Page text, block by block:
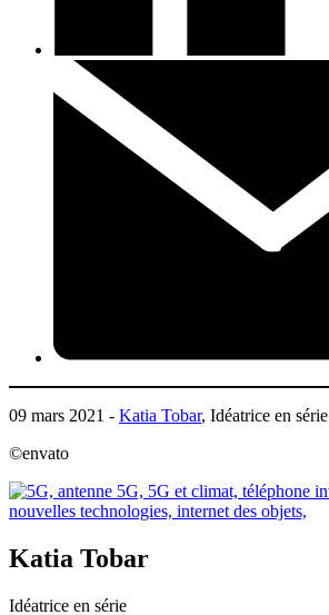
09 mars 2021 - Katia Tobar, Idéatrice en série
©envato
Katia Tobar
Idéatrice en série